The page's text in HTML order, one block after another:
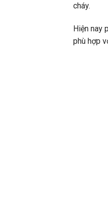
cháy.
Hiện nay
phù hợp